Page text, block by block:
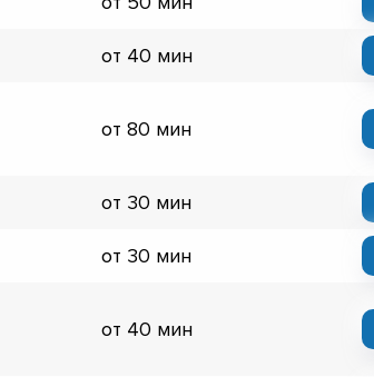
от 40 мин
от 80 мин
от 30 мин
от 30 мин
от 40 мин